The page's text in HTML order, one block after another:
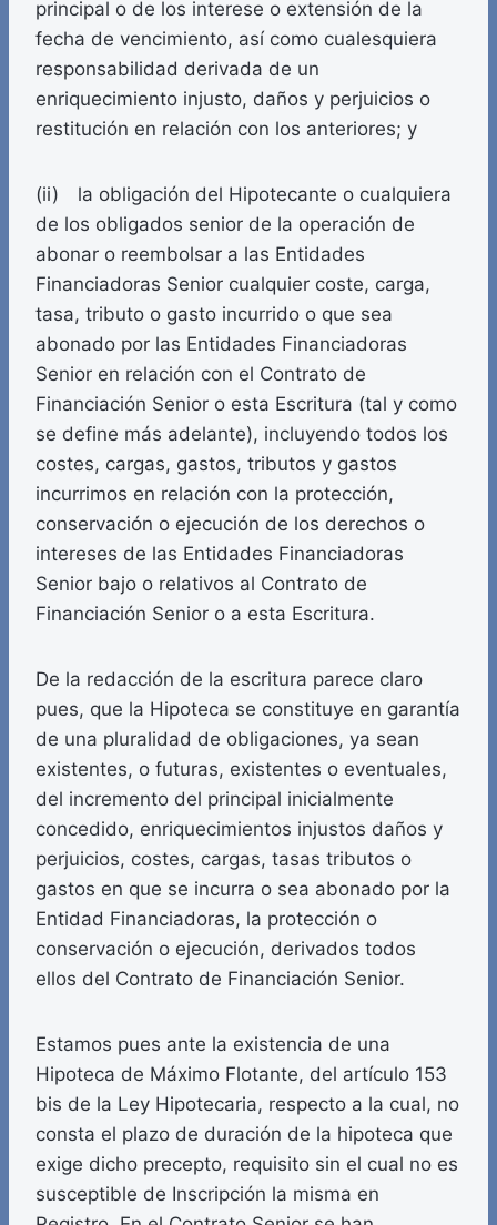
principal o de los interese o extensión de la
fecha de vencimiento, así como cualesquiera
responsabilidad derivada de un
enriquecimiento injusto, daños y perjuicios o
restitución en relación con los anteriores; y
(ii) la obligación del Hipotecante o cualquiera
de los obligados senior de la operación de
abonar o reembolsar a las Entidades
Financiadoras Senior cualquier coste, carga,
tasa, tributo o gasto incurrido o que sea
abonado por las Entidades Financiadoras
Senior en relación con el Contrato de
Financiación Senior o esta Escritura (tal y como
se define más adelante), incluyendo todos los
costes, cargas, gastos, tributos y gastos
incurrimos en relación con la protección,
conservación o ejecución de los derechos o
intereses de las Entidades Financiadoras
Senior bajo o relativos al Contrato de
Financiación Senior o a esta Escritura.
De la redacción de la escritura parece claro
pues, que la Hipoteca se constituye en garantía
de una pluralidad de obligaciones, ya sean
existentes, o futuras, existentes o eventuales,
del incremento del principal inicialmente
concedido, enriquecimientos injustos daños y
perjuicios, costes, cargas, tasas tributos o
gastos en que se incurra o sea abonado por la
Entidad Financiadoras, la protección o
conservación o ejecución, derivados todos
ellos del Contrato de Financiación Senior.
Estamos pues ante la existencia de una
Hipoteca de Máximo Flotante, del artículo 153
bis de la Ley Hipotecaria, respecto a la cual, no
consta el plazo de duración de la hipoteca que
exige dicho precepto, requisito sin el cual no es
susceptible de Inscripción la misma en